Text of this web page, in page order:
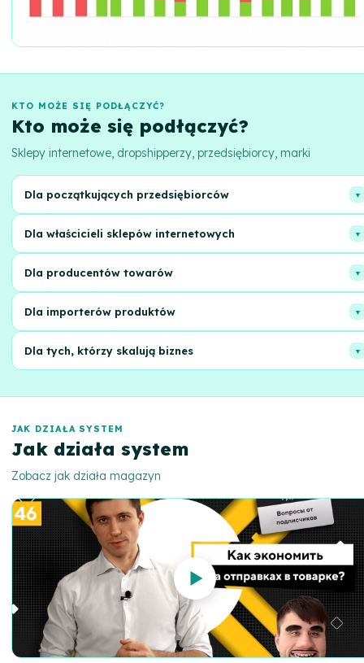
KTO MOŻE SIĘ PODŁĄCZYĆ?
Kto może się podłączyć?
Sklepy internetowe, dropshipperzy, przedsiębiorcy, marki
Dla początkujących przedsiębiorców
się na rozwoju biznesu.
Dla właścicieli sklepów internetowych
zwrotów.
Dla producentów towarów
końcowego bez zbędnych zmartwień.
Dla importerów produktów
importowanych towarów.
Dla tych, którzy skalują biznes
zamówień dla rosnącej sprzedaży.
JAK DZIAŁA SYSTEM
Jak działa system
Zobacz jak działa magazyn